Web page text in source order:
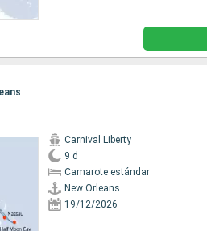
Carnival Liberty
9 d
Camarote estándar
New Orleans
19/12/2026